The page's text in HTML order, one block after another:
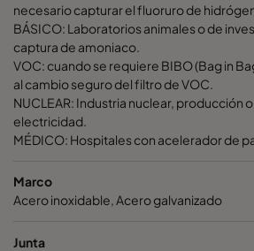
ActiCarb VOC VOC
ActiCarb Basic Basic
ActiCarb Basic
necesario capturar el fluoruro de
BÁSICO: Laboratorios animales o de
captura de amoniaco.
VOC: cuando se requiere BIBO (Bag in
al cambio seguro del filtro de VOC.
NUCLEAR: Industria nuclear, producción
electricidad.
MÉDICO: Hospitales con acelerador de
Marco
Acero inoxidable, Acero galvanizado
Junta